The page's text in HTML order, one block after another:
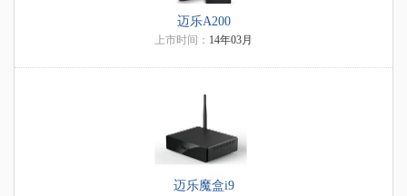
迈乐A200
上市时间： 14年03月
迈乐魔盒i9